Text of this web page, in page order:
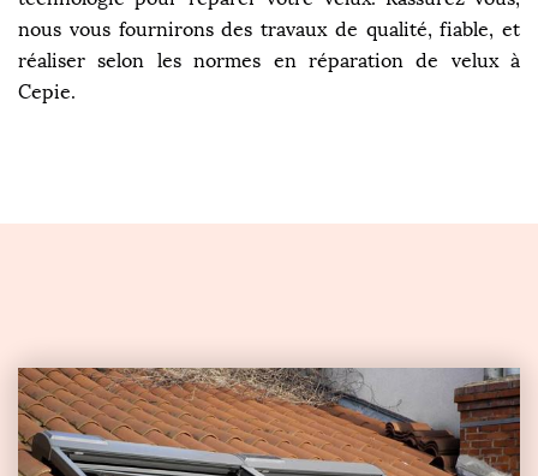
nous vous fournirons des travaux de qualité, fiable, et
réaliser selon les normes en réparation de velux à
Cepie.